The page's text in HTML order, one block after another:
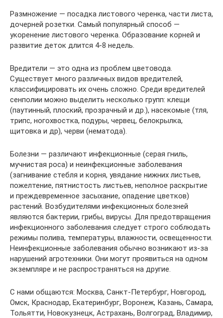
Размножение — посадка листового черенка, части листа,
дочерней розетки. Самый популярный способ —
укоренение листового черенка. Образование корней и
развитие деток длится 4-8 недель.
Вредители — это одна из проблем цветовода.
Существует много различных видов вредителей,
классифицировать их очень сложно. Среди вредителей
сенполии можно выделить несколько групп: клещи
(паутинный, плоский, прозрачный и др.), насекомые (тля,
трипс, ногохвостка, подуры, червец, белокрылка,
щитовка и др), черви (нематода).
Болезни — различают инфекционные (серая гниль,
мучнистая роса) и неинфекционные заболевания
(загнивание стебля и корня, увядание нижних листьев,
пожелтение, пятнистость листьев, неполное раскрытие
и преждевременное засыхание, опадение цветков)
растений. Возбудителями инфекционных болезней
являются бактерии, грибы, вирусы. Для предотвращения
инфекционного заболевания следует строго соблюдать
режимы полива, температуры, влажности, освещенности.
Неинфекционные заболевания обычно возникают из-за
нарушений агротехники. Они могут проявиться на одном
экземпляре и не распространяться на другие.
С нами общаются: Москва, Санкт-Петербург, Новгород,
Омск, Краснодар, Екатеринбург, Воронеж, Казань, Самара,
Тольятти, Новокузнецк, Астрахань, Волгоград, Владимир,